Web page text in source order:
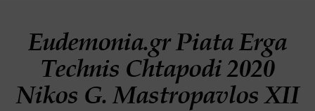
Eudemonia.gr Piata Erga
Technis Chtapodi 2020
Nikos G. Mastropavlos ΧΙΙ